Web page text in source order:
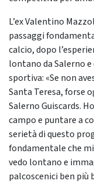
L’ex Valentino
passaggi
calcio, dopo
lontano da Salerno
sportiva: «Se non
Santa Teresa, forse
Salerno Guiscards.
campo e puntare a
serietà di questo
fondamentale che
vedo lontano e
palcoscenici ben più